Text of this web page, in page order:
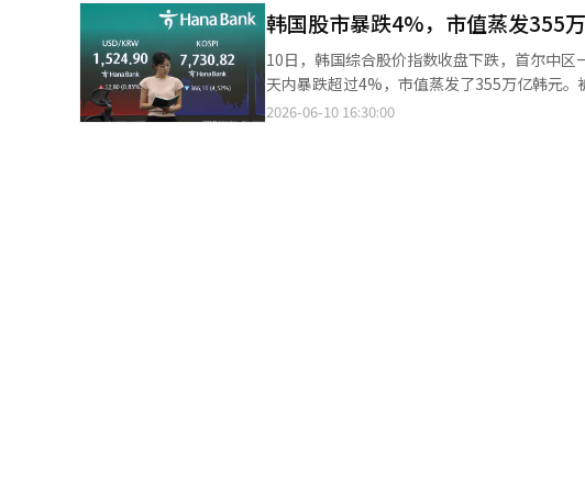
在1日一度超越丰田，成为市值最高的公司。
司Arm的估值上升，成为其盈利的来源。相比
出，东芝与丰田等制造业公司通过增加汽车销售来获利，具有相似
成利好。日经新闻引用市场预期，预计三星
超过了谷歌母公司Alphabet的净利润预期约27
公告 ▷现代汽车在位于威来（Wiry）新研发
大韩光通信因撤回35亿韩元债券保全而结束
售新股327万股上市 ◆基金动态（截至9日，不包括ETF） ▷国内股票型：+757亿韩元 ▷海外股票型：-745亿韩元
◆今日（11日）主要日程 ▷韩国：期货期权同
行货币政策会议※ 本报道经人工智能（AI）系
韩国股市暴跌4%，市值蒸发355
10日，韩国综合股价指数收盘下跌，首尔中区一家银行的交易室
天内暴跌超过4%，市值蒸发了355万亿韩元
显示出投资者情绪的低迷，但个人投资者却在此时选择低价买入。 根据韩国交
2026-06-10 16:30:00